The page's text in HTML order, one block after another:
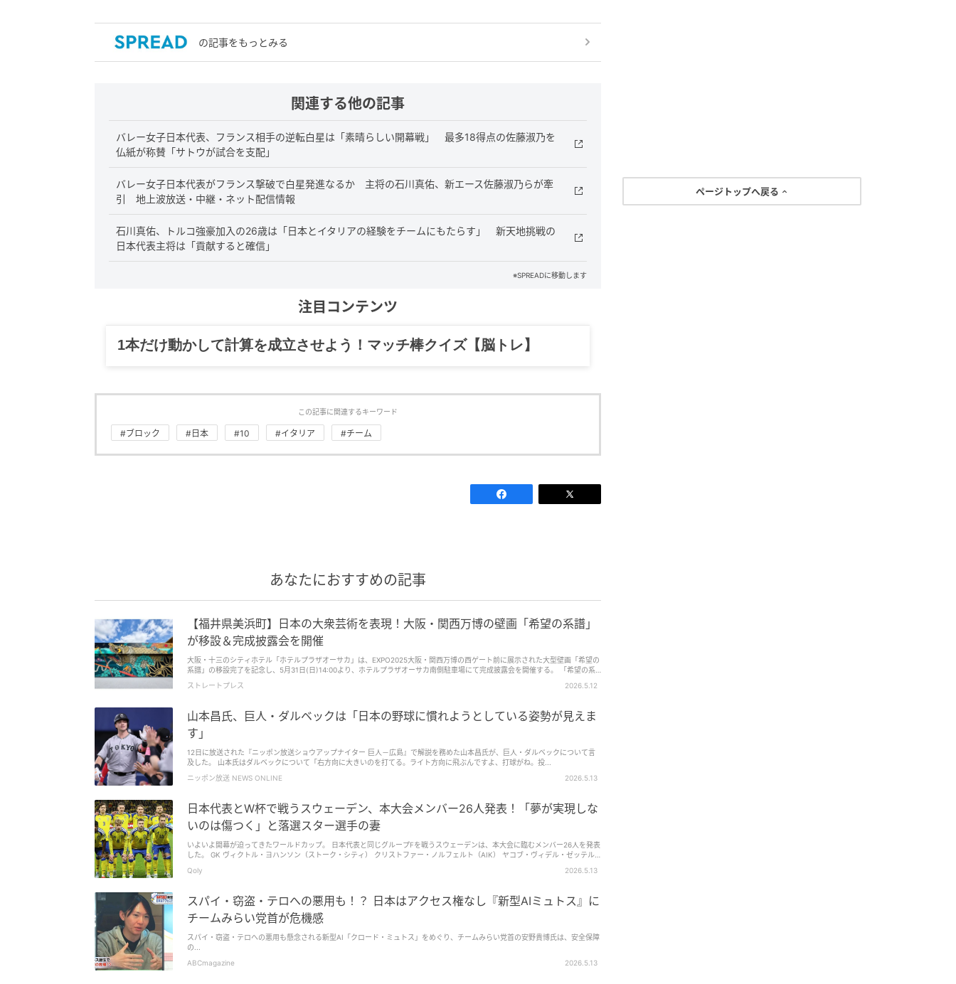
の記事をもっとみる
関連する他の記事
バレー女子日本代表、フランス相手の逆転白星は「素晴らしい開幕戦」 最多18得点の佐藤淑乃を
仏紙が称賛「サトウが試合を支配」
バレー女子日本代表がフランス撃破で白星発進なるか 主将の石川真佑、新エース佐藤淑乃らが牽
引 地上波放送・中継・ネット配信情報
石川真佑、トルコ強豪加入の26歳は「日本とイタリアの経験をチームにもたらす」 新天地挑戦の
日本代表主将は「貢献すると確信」
※SPREADに移動します
注目コンテンツ
グルメ、ギャグ、子育て、旅行記……全部、読めます。
この記事に関連するキーワード
#ブロック #日本 #10 #イタリア #チーム
あなたにおすすめの記事
【福井県美浜町】日本の大衆芸術を表現！大阪・関西万博の壁画「希望の系譜」
が移設＆完成披露会を開催
大阪・十三のシティホテル「ホテルプラザオーサカ」は、EXPO2025大阪・関西万博の西ゲート前に展示された大型壁画「希望の
系譜」の移設完了を記念し、5月31日(日)14:00より、ホテルプラザオーサカ南側駐車場にて完成披露会を開催する。 「希望の系
された。 約606万円・245名の支援が集まり地域へ継承 「ホテルプラザオーサカ」は、大阪・関西万博(EXPO2025)の西ゲート前
常へつなぐ取り組みを進めてきた。 大型壁画「希望の系譜」の移設は、万博終了後に解体される予定だった大型壁画を、クラウ
ドファンディングによって地域へ継承するプロジェクトとして実現したもの。目標金額300万円に対し、最終的に約606万円・
245名の支援が集まり、万博会場で生まれたアートが十三の街で誰でも観覧できるパブリックアートとして新たな一歩を踏み出
す。 万博の記憶や感動を一過性のものにせず、未来へ残したいという想いから、淀壁実行委員会を主体にクラウドファンディング
が実施され、多くの支援によって移設が実現した。完成披露会当日は、アーティストBAKIBAKI氏による作品紹介、関係者による
披露セレモニー、壁画を起点に十三のまちを巡る「淀壁ツアー」などが予定されている。 日常に溶け込む「開かれたアート」を
術の系譜をテーマに制作された作品だ。BAKIBAKI氏自身のシグネチャーである「BAKI柄」や万博キャラクター「ミャクミャク」
開される。 単に作品を保存するのではなく、訪れる人々が気軽に立ち寄り、写真を撮り、記憶として持ち帰ることができる「開
かれたアート」として、日常の風景の中に溶け込んでいくことを目指しているとのこと。 アートを軸に十三エリアの回遊性創
出・魅力向上に貢献 [caption id="attachment_1607086" align="aligncenter" width="337"] ホテル移設後のイメージ[/caption]
起点に、来街者が十三のまちを歩き、周辺の飲食店や商店、地域に点在する壁画を巡ることで、アートを軸とした新たな回遊性の
創出を目指す。 「ホテルプラザオーサカ」は、同取り組みを通じて万博で生まれた文化を地域に根付かせるとともに、地域の
人々、宿泊客、観光で訪れる人々をつなぐ新たな接点を創出していく。今後も文化発信を継続し、十三エリアのさらなる魅力向上
ロジェクトに参画いたしました。 ホテルプラザオーサカは、宿泊施設であると同時に、地域と人をつなぐ拠点でありたいと考え
ています。『希望の系譜』が十三を訪れるきっかけとなり、地域の新たな魅力発信につながることを願っています。」とコメント
を寄せている。 また、BAKIBAKI氏は、「万博会場で多くの方に見ていただいた『希望の系譜』が、十三の街で淀壁として新たな
謝しています。 この壁画が、十三を歩く人々にとって、新しい出会いや記憶のきっかけになれば嬉しく思います。」とコメントを
寄せた。 「希望の系譜」を見てみたい人は「ホテルプラザオーサカ」へ足を運んでみては。 ■BAKIBAKI壁画「希望の系譜」移
設完成披露会 日時：5月31日(日)14:00～ 会場：ホテルプラザオーサカ 南側駐車場 住所：大阪府大阪市淀川区新北野1-9-15 淀壁
ストレートプレス 2026.5.12
山本昌氏、巨人・ダルベックは「日本の野球に慣れようとしている姿勢が見えま
す」
12日に放送された『ニッポン放送ショウアップナイター 巨人－広島』で解説を務めた山本昌氏が、巨人・ダルベックについて言
及した。 山本氏はダルベックについて「右方向に大きいのを打てる。ライト方向に飛ぶんですよ、打球がね。投...
ニッポン放送 NEWS ONLINE
2026.5.13
日本代表とW杯で戦うスウェーデン、本大会メンバー26人発表！「夢が実現しな
いのは傷つく」と落選スター選手の妻
いよいよ開幕が迫ってきたワールドカップ。 日本代表と同じグループFを戦うスウェーデンは、本大会に臨むメンバー26人を発表
した。 GK ヴィクトル・ヨハンソン（ストーク・シティ） クリストファー・ノルフェルト（AIK） ヤコブ・ヴィデル・ゼッテル
ク・ヒエン（アタランタ） エミル・ホルム（ユヴェントス） グスタフ・ラーゲルビエルケ（ブラガ） ヴィクトル・リンデロフ
ルビー） ダニエル・スヴェンソン（ドルトムント） MF タハ・アリ（マルメ） ヤシン・アヤリ（ブライトン） ルーカス・ベリヴ
ァル（トッテナム） イェスパー・カールストローム（ウディネーゼ） ケン・セマ（パフォス） マティアス・スヴァンベリ（ヴォ
ルフスブルク） ベスフォート・ゼネリ（ユニオン・サン＝ジロワーズ） FW アレクサンダー・ベルンハルドソン（ホルシュタイ
ン・キール） アンソニー・エランガ（ニューカッスル） ヴィクトル・ギョケレシュ（アーセナル） アレクサンダー・イサク（リ
ヴァプール） グスタフ・ニルソン（クラブ・ブルッヘ） ベンジャミン・ニィグレン（セルティック） 膝の怪我で2025年5月から
長期離脱中のデヤン・クルセフスキ（トッテナム）やバルセロナの20歳ルーニー・バルドグジ、フランクフルトの21歳ヒュー
断だった。一人の人間として、父親として、選手を外さなければならない辛さはよく分かっている。 今回の決断はいくつかの要
Qoly 2026.5.13
スパイ・窃盗・テロへの悪用も！？ 日本はアクセス権なし『新型AIミュトス』に
チームみらい党首が危機感
スパイ・窃盗・テロへの悪用も懸念される新型AI「クロード・ミュトス」をめぐり、チームみらい党首の安野貴博氏は、安全保障
の...
ABCmagazine
2026.5.13
ページトップへ戻る